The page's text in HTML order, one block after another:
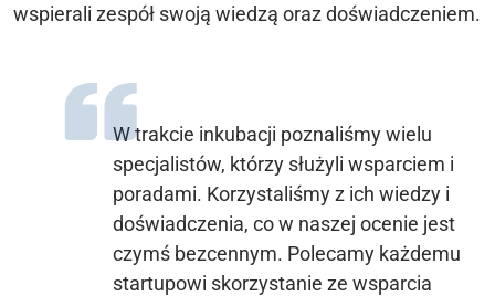
wspierali zespół swoją wiedzą oraz doświadczeniem.
W trakcie inkubacji poznaliśmy wielu
specjalistów, którzy służyli wsparciem i
poradami. Korzystaliśmy z ich wiedzy i
doświadczenia, co w naszej ocenie jest
czymś bezcennym. Polecamy każdemu
startupowi skorzystanie ze wsparcia